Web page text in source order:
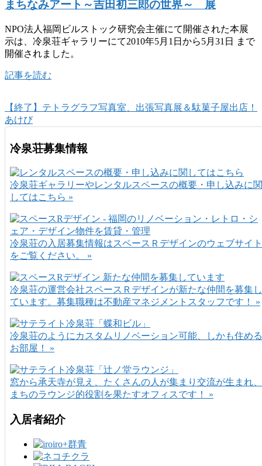
まちなみアート～吉田初三郎の世界～ 展
NPO法人福岡ビルストック研究会主催にて開催された本展
示は、冷泉荘ギャラリーにて2010年5月1日から5月31日 まで
開催されました。
記事を読む
【終了】テトラグラフ写真室、出張写真展＆駄菓子屋出店！
あけび
冷泉荘募集情報
冷泉荘ギャラリーやレンタルスペースの概要・申し込みに関
してはこちら »
冷泉荘の入居募集情報はスペースＲデザインのウェブサイト
をご覧ください。 »
冷泉荘の運営会社スペースＲデザインが新たな仲間を募集し
ています。募集職種は不動産マネジメントスタッフです！ »
冷泉荘のようにカスタムリノベーション可能、しかも住める
お部屋！ »
窓から承天寺が見え、たくさんの人が集まり交流が生まれ、
まちのラウンジ的役割を果たすオフィスです！ »
入居者紹介